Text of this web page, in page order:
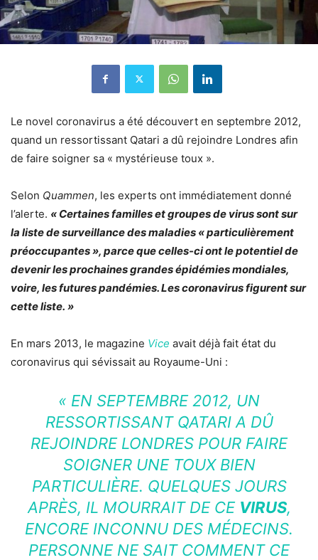
Le novel coronavirus a été découvert en septembre 2012,
quand un ressortissant Qatari a dû rejoindre Londres afin
de faire soigner sa « mystérieuse toux ».
Selon Quammen, les experts ont immédiatement donné
l’alerte. « Certaines familles et groupes de virus sont sur
la liste de surveillance des maladies « particulièrement
préoccupantes », parce que celles-ci ont le potentiel de
devenir les prochaines grandes épidémies mondiales,
voire, les futures pandémies. Les coronavirus figurent sur
cette liste. »
En mars 2013, le magazine Vice avait déjà fait état du
coronavirus qui sévissait au Royaume-Uni :
« EN SEPTEMBRE 2012, UN
RESSORTISSANT QATARI A DÛ
REJOINDRE LONDRES POUR FAIRE
SOIGNER UNE TOUX BIEN
PARTICULIÈRE. QUELQUES JOURS
APRÈS, IL MOURRAIT DE CE VIRUS,
ENCORE INCONNU DES MÉDECINS.
PERSONNE NE SAIT COMMENT CE